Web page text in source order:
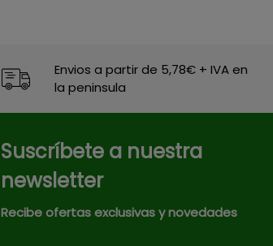
Envios a partir de 5,78€ + IVA en
la peninsula
Suscríbete a nuestra
newsletter
Recibe ofertas exclusivas y novedades